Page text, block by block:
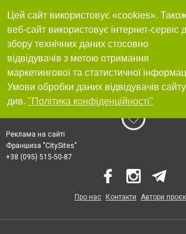
Цей сайт використовує «cookies».
веб-сайт використовує інтернет-сервіс
збору технічних даних стосовно
відвідувачів з метою отримання
маркетингової та статистичної
Умови обробки даних відвідувачів сайту
див. "Політика конфіденційності"
Реклама на сайті
Франшиза "CitySites"
+38 (095) 515-50-87
Про нас Контакти Автори